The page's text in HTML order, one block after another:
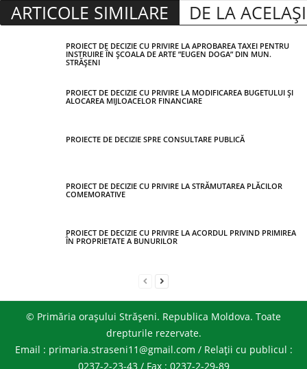
ARTICOLE SIMILARE DE LA
PROIECT DE DECIZIE CU PRIVIRE LA APROBAREA TAXEI PENTRU
INSTRUIRE ÎN ȘCOALA DE ARTE ”EUGEN DOGA” DIN MUN.
STRĂȘENI
PROIECT DE DECIZIE CU PRIVIRE LA MODIFICAREA BUGETULUI ȘI
ALOCAREA MIJLOACELOR FINANCIARE
PROIECTE DE DECIZIE SPRE CONSULTARE PUBLICĂ
PROIECT DE DECIZIE CU PRIVIRE LA STRĂMUTAREA PLĂCILOR
COMEMORATIVE
PROIECT DE DECIZIE CU PRIVIRE LA ACORDUL PRIVIND PRIMIREA
ÎN PROPRIETATE A BUNURILOR
© Primăria orașului Strășeni. Republica Moldova. Toate
drepturile rezervate.
Email : primaria.straseni11@gmail.com / Relații cu publicul :
0237-2-23-43 / Fax : 0237-2-29-89